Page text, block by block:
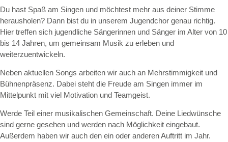
Du hast Spaß am Singen und möchtest mehr aus deiner Stimme
herausholen? Dann bist du in unserem Jugendchor genau richtig.
Hier treffen sich jugendliche Sängerinnen und Sänger im Alter von 10
bis 14 Jahren, um gemeinsam Musik zu erleben und
weiterzuentwickeln.
Neben aktuellen Songs arbeiten wir auch an Mehrstimmigkeit und
Bühnenpräsenz. Dabei steht die Freude am Singen immer im
Mittelpunkt mit viel Motivation und Teamgeist.
Werde Teil einer musikalischen Gemeinschaft. Deine Liedwünsche
sind gerne gesehen und werden nach Möglichkeit eingebaut.
Außerdem haben wir auch den ein oder anderen Auftritt im Jahr.